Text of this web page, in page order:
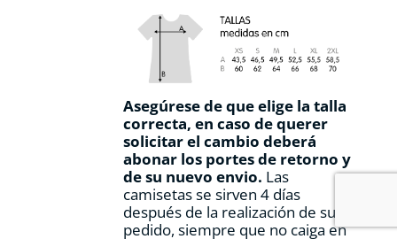
Asegúrese de que elige la talla
correcta, en caso de querer
solicitar el cambio deberá
abonar los portes de retorno y
de su nuevo envio. Las
camisetas se sirven 4 días
después de la realización de su
pedido, siempre que no caiga en